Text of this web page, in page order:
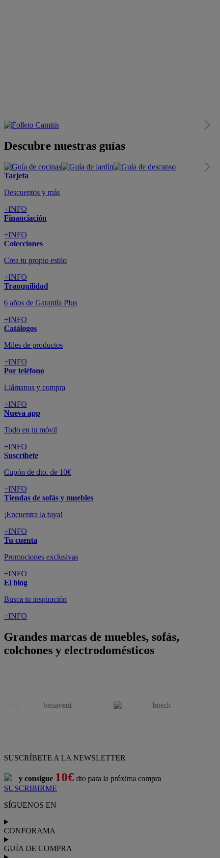
Descubre nuestras guías
Tarjeta
Descuentos y más
+INFO
Financiación
+INFO
Colecciones
Crea tu propio estilo
+INFO
Tranquilidad
6 años de Garantía Plus
+INFO
Catálogos
Miles de productos
+INFO
Por teléfono
Llámanos y compra
+INFO
Nueva app
Todo en tu móvil
+INFO
Suscríbete
Cupón de dto. de 10€
+INFO
Tiendas de sofás y muebles
¡Encuentra la tuya!
+INFO
Tu cuenta
Promociones exclusivas
+INFO
El blog
Busca tu inspiración
+INFO
Grandes marcas de muebles, sofás,
colchones y electrodomésticos
SUSCRÍBETE A LA NEWSLETTER
y consigue 10€ dto para la próxima compra
SUSCRIBIRME
SÍGUENOS EN
CONFORAMA
GUÍA DE COMPRA